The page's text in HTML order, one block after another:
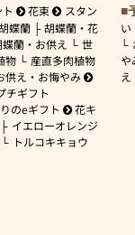
花束
スタン
蝶蘭
胡蝶蘭・花
蝶蘭・お供え
世
物
産直多肉植物
供え・お悔やみ
チギフト
のeギフト
花キ
イエローオレンジ
トルコキキョウ
い
や
え